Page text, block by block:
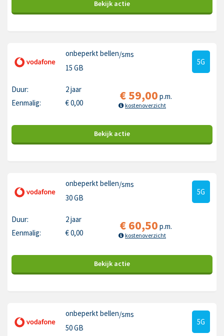
Bekijk actie
onbeperkt bellen/sms
15 GB
5G
Duur:
2 jaar
Eenmalig:
€0,00 €59,00 p.m.
kostenoverzicht
Bekijk actie
onbeperkt bellen/sms
30 GB
5G
Duur:
2 jaar
Eenmalig:
€0,00 €60,50 p.m.
kostenoverzicht
Bekijk actie
onbeperkt bellen/sms
50 GB
5G